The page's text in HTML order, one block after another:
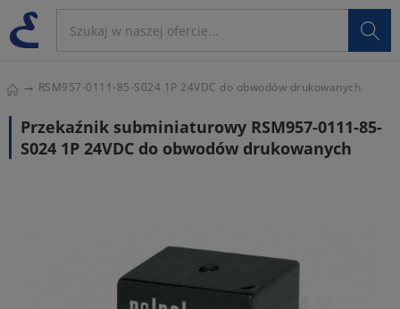

RSM957-0111-85-S024 1P 24VDC do obwodów drukowanych
Przekaźnik subminiaturowy RSM957-0111-85-
S024 1P 24VDC do obwodów drukowanych